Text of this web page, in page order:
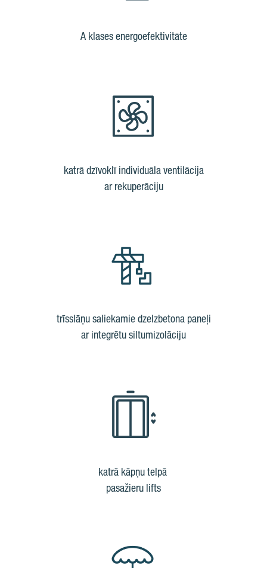
A klases energoefektivitāte
katrā dzīvoklī individuāla ventilācija
ar rekuperāciju
trīsslāņu saliekamie dzelzbetona paneļi
ar integrētu siltumizolāciju
katrā kāpņu telpā
pasažieru lifts